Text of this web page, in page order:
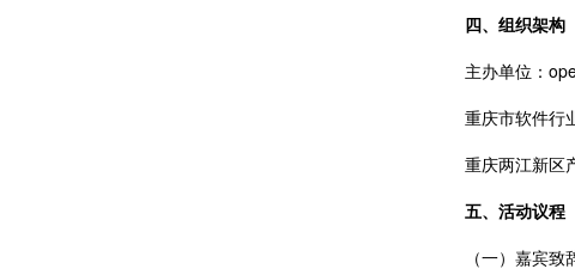
四、组织架构
主办单位：
重庆市软件行
重庆两江新区
五、活动议程
（一）嘉宾致